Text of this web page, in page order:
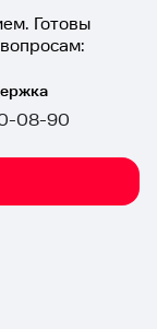
Готовы
08-90